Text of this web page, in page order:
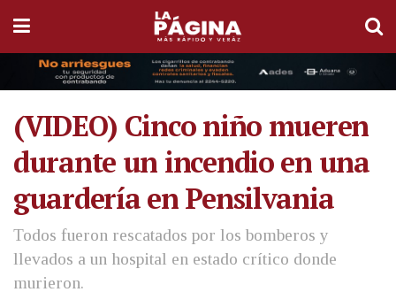
(VIDEO) Cinco niño mueren
durante un incendio en una
guardería en Pensilvania
Todos fueron rescatados por los bomberos y
llevados a un hospital en estado crítico donde
murieron.